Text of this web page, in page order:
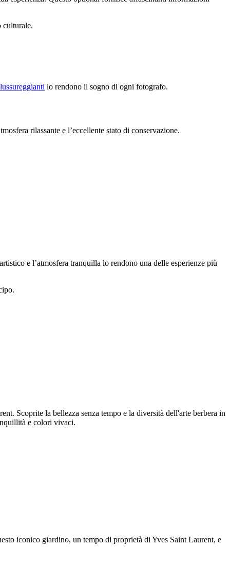
culturale.
lo rendono il sogno di ogni fotografo.
rilassante e l’eccellente stato di conservazione.
e l’atmosfera tranquilla lo rendono una delle esperienze più
Scoprite la bellezza senza tempo e la diversità dell'arte berbera in
e colori vivaci.
iconico giardino, un tempo di proprietà di Yves Saint Laurent, e